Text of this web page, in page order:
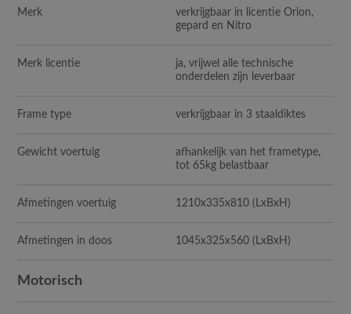
Merk
verkrijgbaar in licentie Orion,
gepard en Nitro
Merk licentie
ja, vrijwel alle technische
onderdelen zijn leverbaar
Frame type verkrijgbaar in 3 staaldiktes
Gewicht voertuig
afhankelijk van het frametype,
tot 65kg belastbaar
Afmetingen voertuig 1210x335x810 (LxBxH)
Afmetingen in doos 1045x325x560 (LxBxH)
Motorisch